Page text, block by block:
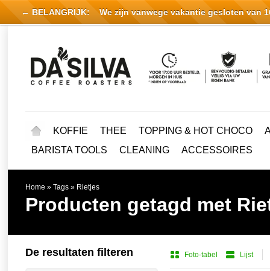
KOFFIE THEE TOPPING & HOT CHOCO
BARISTA TOOLS
CLEANING ACCESSOIRES
Home » Tags » Rietjes
Producten getagd met
Foto-tabel Lijst
De resultaten filteren
← BELANGRIJK: We zijn vanwege vakantie gesloten van